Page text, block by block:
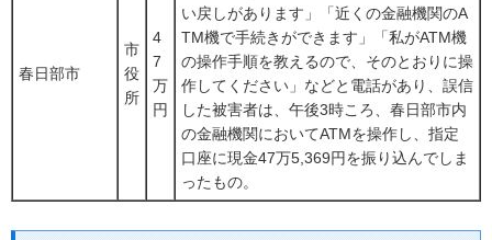
春日部市
市
役
所
4
7
万
円
い戻しがあります」「近くの金融機関のA
TM機で手続きができます」「私がATM機
の操作手順を教えるので、そのとおりに操
作してください」などと電話があり、誤信
した被害者は、午後3時ころ、春日部市内
の金融機関においてATMを操作し、指定
口座に現金47万5,369円を振り込んでしま
ったもの。